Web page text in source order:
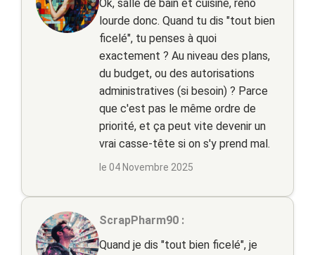
Ok, salle de bain et cuisine, réno
lourde donc. Quand tu dis "tout bien
ficelé", tu penses à quoi
exactement ? Au niveau des plans,
du budget, ou des autorisations
administratives (si besoin) ? Parce
que c'est pas le même ordre de
priorité, et ça peut vite devenir un
vrai casse-tête si on s'y prend mal.
le 04 Novembre 2025
ScrapPharm90 :
Quand je dis "tout bien ficelé", je